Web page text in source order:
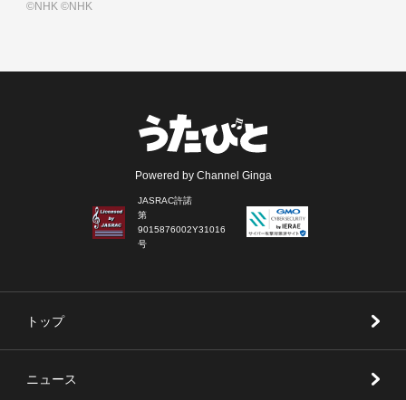
©NHK©NHK
Powered by Channel Ginga
JASRAC許諾
第
9015876002Y31016
号
トップ
ニュース